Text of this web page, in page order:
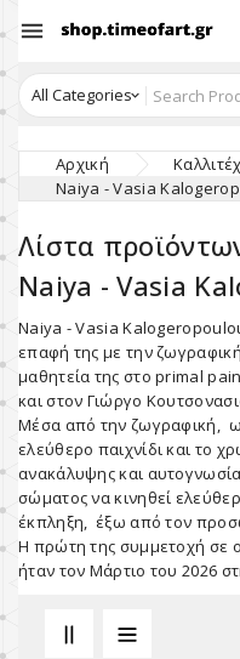

Αρχική
Naiya - Vasia
Λίστα
Naiya - Vasia
Naiya - Vasia
επαφή της με την
μαθητεία της στο primal
και στον Γιώργο
Μέσα από την ζωγραφική,
ελεύθερο παιχνίδι και το
ανακάλυψης και
σώματος να κινηθεί
έκπληξη, έξω από τον
Η πρώτη της συμμετοχή σε
ήταν τον Μάρτιο του 2026